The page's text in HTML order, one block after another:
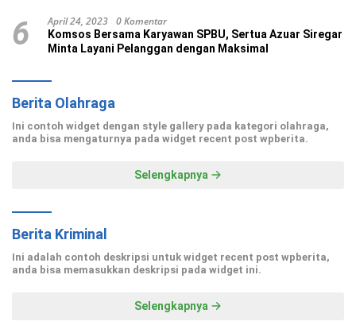
6 April 24, 2023 0 Komentar
Komsos Bersama Karyawan SPBU, Sertua Azuar Siregar
Minta Layani Pelanggan dengan Maksimal
Berita Olahraga
Ini contoh widget dengan style gallery pada kategori olahraga,
anda bisa mengaturnya pada widget recent post wpberita.
Selengkapnya
Berita Kriminal
Ini adalah contoh deskripsi untuk widget recent post wpberita,
anda bisa memasukkan deskripsi pada widget ini.
Selengkapnya